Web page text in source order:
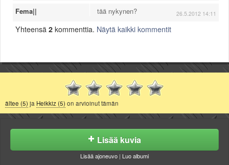
Fema|| tää nykynen? 26.5.2012 14:11
Yhteensä 2 kommenttia. Näytä kaikki kommentit
ältee (5) ja Heikkiz (5) on arvioinut tämän
Lisää kuvia
Lisää ajoneuvo | Luo albumi